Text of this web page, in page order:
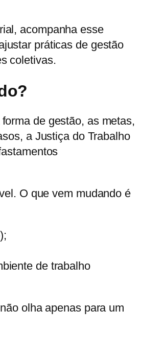
acompanha esse
práticas de gestão
coletivas.
de gestão, as metas,
a Justiça do Trabalho
O que vem mudando é
de trabalho
olha apenas para um